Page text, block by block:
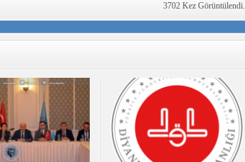
3702 Kez Görüntülendi.